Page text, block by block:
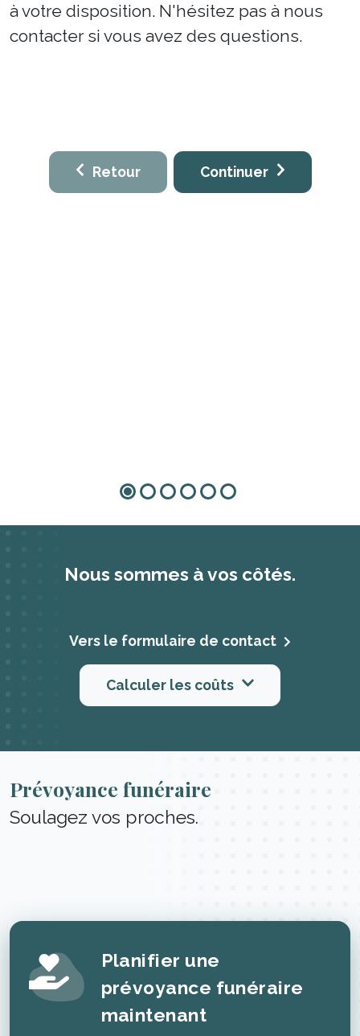
à votre disposition. N'hésitez pas à nous
contacter si vous avez des questions.
Retour Continuer
Nous sommes à vos côtés.
Vers le formulaire de contact
Calculer les coûts
Prévoyance funéraire
Soulagez vos proches.
Planifier une
prévoyance funéraire
maintenant